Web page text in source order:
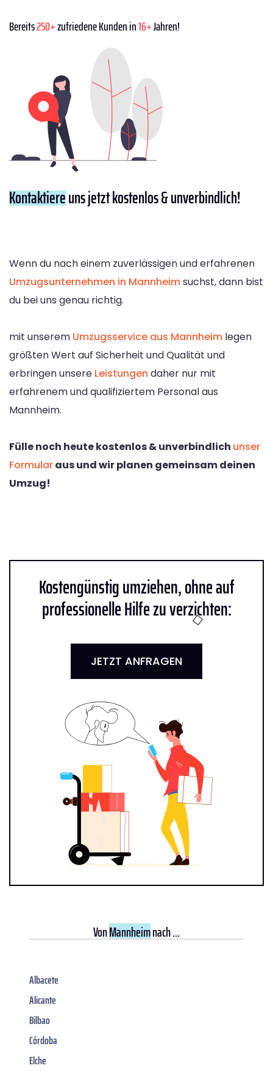
Bereits250+zufriedene Kunden in16+Jahren!
Kontaktiereuns jetzt kostenlos & unverbindlich!
Wenn du nach einem zuverlässigen und erfahrenen
Umzugsunternehmen in Mannheimsuchst, dann bist
du bei uns genau richtig.
mit unserem Umzugsservice aus Mannheim legen
größten Wert auf Sicherheit und Qualität und
erbringen unsere Leistungen daher nur mit
erfahrenem und qualifiziertem Personal aus
Mannheim.
Fülle noch heute kostenlos & unverbindlich unser
Formularaus und wir planen gemeinsam deinen
Umzug!
Kostengünstig umziehen, ohne auf
professionelle Hilfe zu verzichten:
JETZT ANFRAGEN
VonMannheimnach ...
Albacete
Alicante
Bilbao
Córdoba
Elche